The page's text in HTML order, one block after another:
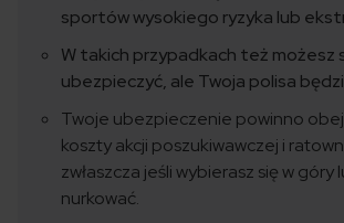
sportów wysokiego ryzyka lub
W takich przypadkach też możesz
ubezpieczyć, ale Twoja polisa
Twoje ubezpieczenie powinno
koszty akcji poszukiwawczej i
zwłaszcza jeśli wybierasz się w góry
nurkować.